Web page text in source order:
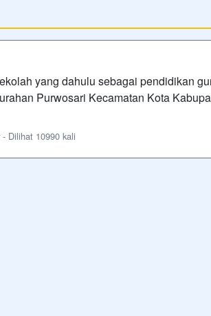
yang dahulu sebagai pendidikan
Purwosari Kecamatan Kota
Dilihat 10990 kali